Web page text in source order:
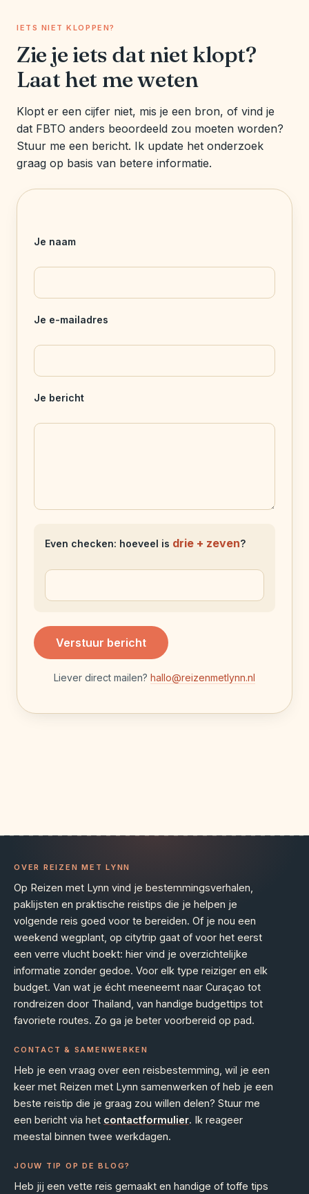
IETS NIET KLOPPEN?
Zie je iets dat niet klopt?
Laat het me weten
Klopt er een cijfer niet, mis je een bron, of vind je
dat FBTO anders beoordeeld zou moeten worden?
Stuur me een bericht. Ik update het onderzoek
graag op basis van betere informatie.
Je naam
Je e-mailadres
Je bericht
Even checken: hoeveel is drie + zeven?
Verstuur bericht
Liever direct mailen? hallo@reizenmetlynn.nl
OVER REIZEN MET LYNN
Op Reizen met Lynn vind je bestemmingsverhalen,
paklijsten en praktische reistips die je helpen je
volgende reis goed voor te bereiden. Of je nou een
weekend wegplant, op citytrip gaat of voor het eerst
een verre vlucht boekt: hier vind je overzichtelijke
informatie zonder gedoe. Voor elk type reiziger en elk
budget. Van wat je écht meeneemt naar Curaçao tot
rondreizen door Thailand, van handige budgettips tot
favoriete routes. Zo ga je beter voorbereid op pad.
CONTACT & SAMENWERKEN
Heb je een vraag over een reisbestemming, wil je een
keer met Reizen met Lynn samenwerken of heb je een
beste reistip die je graag zou willen delen? Stuur me
een bericht via het contactformulier. Ik reageer
meestal binnen twee werkdagen.
JOUW TIP OP DE BLOG?
Heb jij een vette reis gemaakt en handige of toffe tips